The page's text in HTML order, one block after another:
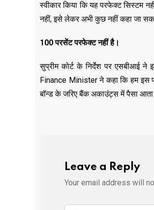
स्वीकार किया कि यह परफेक्ट सिस्टम
नहीं, इसे लेकर अभी कुछ नहीं कहा जा
100 परसेंट परफेक्ट नहीं है।
सुप्रीम कोर्ट के निर्देश पर एसबीआई
Finance Minister ने कहा कि हम इस
बॉन्ड के जरिए बैंक अकाउंट्स में पैसा
Leave a Reply
Your email address will